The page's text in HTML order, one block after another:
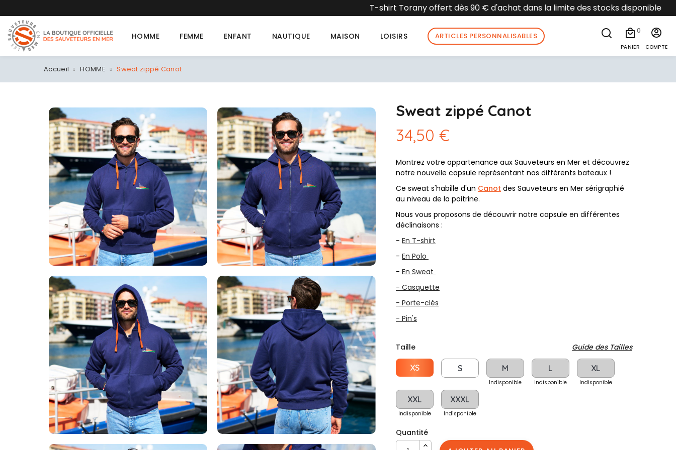
T-shirt Torany offert dès 90 € d'achat dans la limite des stocks disponible
HOMME FEMME ENFANT NAUTIQUE MAISON LOISIRS ARTICLES PERSONNALISABLES
0
PANIER COMPTE
Accueil HOMME Sweat zippé Canot
Sweat zippé Canot
34,50 €
Montrez votre appartenance aux Sauveteurs en Mer et découvrez
notre nouvelle capsule représentant nos différents bateaux !
Ce sweat s'habille d'un Canot des Sauveteurs en Mer sérigraphié
au niveau de la poitrine.
Nous vous proposons de découvrir notre capsule en différentes
déclinaisons :
- En T-shirt
- En Polo
- En Sweat
- Casquette
- Porte-clés
- Pin's
Taille Guide des Tailles
XS S M
Indisponible
L
Indisponible
XL
Indisponible
XXL
Indisponible
XXXL
Indisponible
Quantité